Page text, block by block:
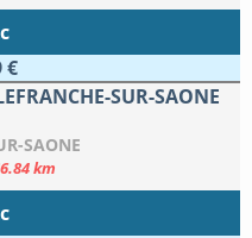
€
SUR-SAONE
SAONE
km